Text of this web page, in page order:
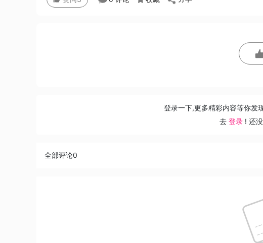
登录一下,更多精彩内容等你发
去 登录 ! 还
全部评论0